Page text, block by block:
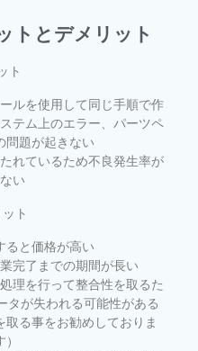
トとデメリット
ト
ルを使用して同じ手順で作
テム上のエラー、パーツペ
問題が起きない
れているため不良発生率が
い
ト
ると価格が高い
完了までの期間が長い
理を行って整合性を取るた
タが失われる可能性がある
取る事をお勧めしておりま
）